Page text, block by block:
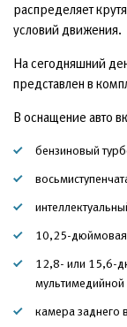
распределяет
условий движения.
На сегодняшний
представлен в
В оснащение авто
бензиновый
10,25-
12,8- или 15,6-
мультимедийной
камера заднего